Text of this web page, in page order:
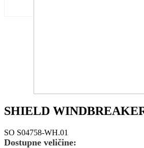
SHIELD
SO S04758-WH.01
Dostupne veličine: